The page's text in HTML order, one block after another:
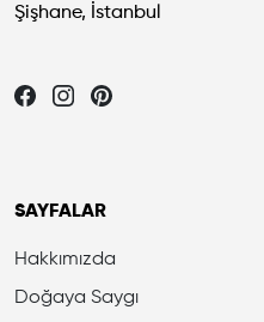
Şişhane, İstanbul
Let's be friends...
SAYFALAR
Hakkımızda
Doğaya Saygı